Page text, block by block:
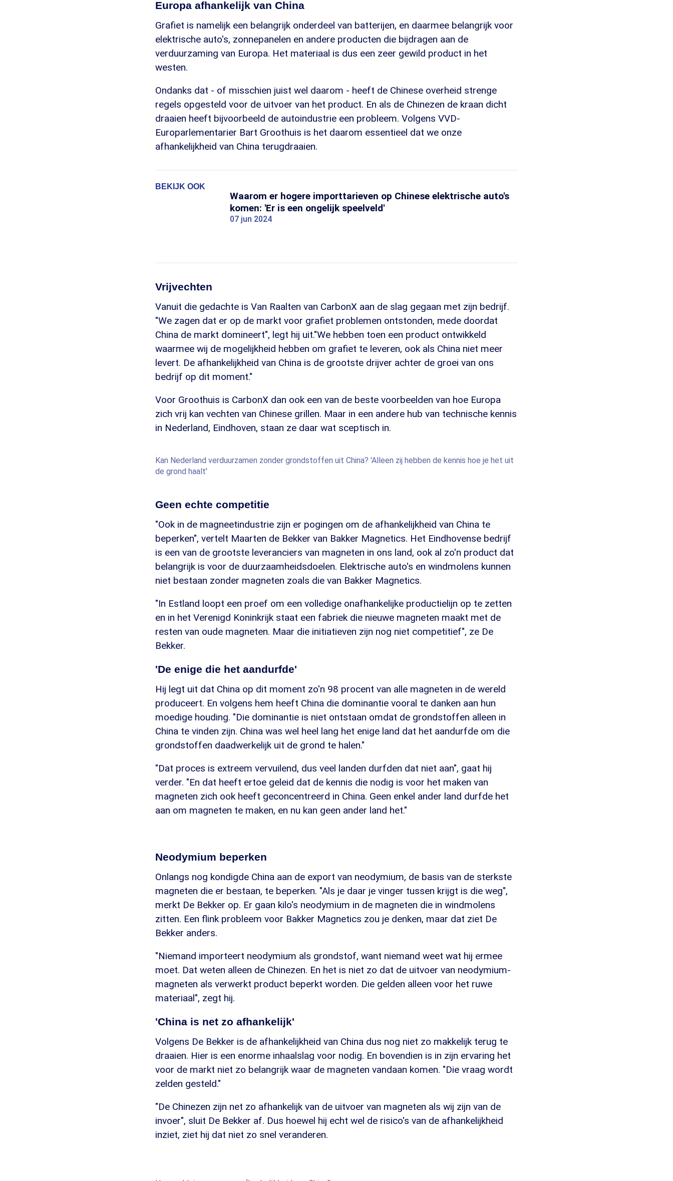
Europa afhankelijk van China
Grafiet is namelijk een belangrijk onderdeel van batterijen, en daarmee belangrijk voor
elektrische auto's, zonnepanelen en andere producten die bijdragen aan de
verduurzaming van Europa. Het materiaal is dus een zeer gewild product in het
westen.
Ondanks dat - of misschien juist wel daarom - heeft de Chinese overheid strenge
regels opgesteld voor de uitvoer van het product. En als de Chinezen de kraan dicht
draaien heeft bijvoorbeeld de autoindustrie een probleem. Volgens VVD-
Europarlementarier Bart Groothuis is het daarom essentieel dat we onze
afhankelijkheid van China terugdraaien.
BEKIJK OOK
Waarom er hogere importtarieven op Chinese elektrische auto's
komen: 'Er is een ongelijk speelveld'
07 jun 2024
Vrijvechten
Vanuit die gedachte is Van Raalten van CarbonX aan de slag gegaan met zijn bedrijf.
"We zagen dat er op de markt voor grafiet problemen ontstonden, mede doordat
China de markt domineert", legt hij uit."We hebben toen een product ontwikkeld
waarmee wij de mogelijkheid hebben om grafiet te leveren, ook als China niet meer
levert. De afhankelijkheid van China is de grootste drijver achter de groei van ons
bedrijf op dit moment."
Voor Groothuis is CarbonX dan ook een van de beste voorbeelden van hoe Europa
zich vrij kan vechten van Chinese grillen. Maar in een andere hub van technische kennis
in Nederland, Eindhoven, staan ze daar wat sceptisch in.
Kan Nederland verduurzamen zonder grondstoffen uit China? 'Alleen zij hebben de kennis hoe je het uit
de grond haalt'
Geen echte competitie
"Ook in de magneetindustrie zijn er pogingen om de afhankelijkheid van China te
beperken", vertelt Maarten de Bekker van Bakker Magnetics. Het Eindhovense bedrijf
is een van de grootste leveranciers van magneten in ons land, ook al zo'n product dat
belangrijk is voor de duurzaamheidsdoelen. Elektrische auto's en windmolens kunnen
niet bestaan zonder magneten zoals die van Bakker Magnetics.
"In Estland loopt een proef om een volledige onafhankelijke productielijn op te zetten
en in het Verenigd Koninkrijk staat een fabriek die nieuwe magneten maakt met de
resten van oude magneten. Maar die initiatieven zijn nog niet competitief", ze De
Bekker.
'De enige die het aandurfde'
Hij legt uit dat China op dit moment zo'n 98 procent van alle magneten in de wereld
produceert. En volgens hem heeft China die dominantie vooral te danken aan hun
moedige houding. "Die dominantie is niet ontstaan omdat de grondstoffen alleen in
China te vinden zijn. China was wel heel lang het enige land dat het aandurfde om die
grondstoffen daadwerkelijk uit de grond te halen."
"Dat proces is extreem vervuilend, dus veel landen durfden dat niet aan", gaat hij
verder. "En dat heeft ertoe geleid dat de kennis die nodig is voor het maken van
magneten zich ook heeft geconcentreerd in China. Geen enkel ander land durfde het
aan om magneten te maken, en nu kan geen ander land het."
Neodymium beperken
Onlangs nog kondigde China aan de export van neodymium, de basis van de sterkste
magneten die er bestaan, te beperken. "Als je daar je vinger tussen krijgt is die weg",
merkt De Bekker op. Er gaan kilo's neodymium in de magneten die in windmolens
zitten. Een flink probleem voor Bakker Magnetics zou je denken, maar dat ziet De
Bekker anders.
"Niemand importeert neodymium als grondstof, want niemand weet wat hij ermee
moet. Dat weten alleen de Chinezen. En het is niet zo dat de uitvoer van neodymium-
magneten als verwerkt product beperkt worden. Die gelden alleen voor het ruwe
materiaal", zegt hij.
'China is net zo afhankelijk'
Volgens De Bekker is de afhankelijkheid van China dus nog niet zo makkelijk terug te
draaien. Hier is een enorme inhaalslag voor nodig. En bovendien is in zijn ervaring het
voor de markt niet zo belangrijk waar de magneten vandaan komen. "Die vraag wordt
zelden gesteld."
"De Chinezen zijn net zo afhankelijk van de uitvoer van magneten als wij zijn van de
invoer", sluit De Bekker af. Dus hoewel hij echt wel de risico's van de afhankelijkheid
inziet, ziet hij dat niet zo snel veranderen.